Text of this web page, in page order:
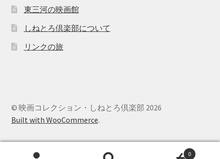
東三河の映画館
しねとろ倶楽部について
リンクの旅
© 映画コレクション・しねとろ倶楽部 2026
Built with WooCommerce.
0